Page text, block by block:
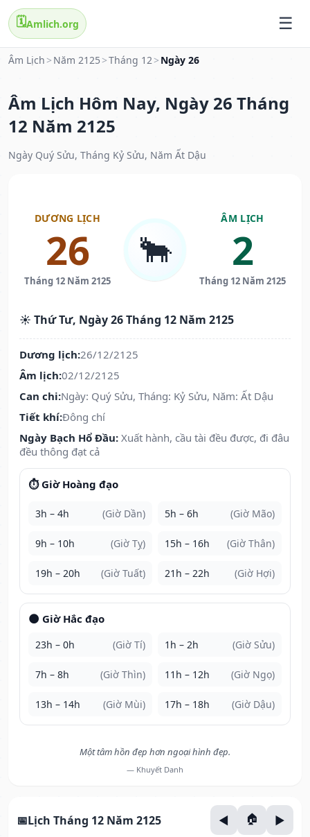
🗓️Amlich.org
Âm Lịch > Năm 2125 >Tháng 12> Ngày 26
Âm Lịch Hôm Nay, Ngày 26 Tháng
12 Năm 2125
Ngày Quý Sửu, Tháng Kỷ Sửu, Năm Ất Dậu
DƯƠNG LỊCH
26
Tháng 12 Năm 2125
🐂
ÂM LỊCH
2
Tháng 12 Năm 2125
☀️ Thứ Tư, Ngày 26 Tháng 12 Năm 2125
Dương lịch:26/12/2125
Âm lịch:02/12/2125
Can chi:Ngày: Quý Sửu, Tháng: Kỷ Sửu, Năm: Ất Dậu
Tiết khí:Đông chí
Ngày Bạch Hổ Đầu: Xuất hành, cầu tài đều được, đi đâu
đều thông đạt cả
⏱️ Giờ Hoàng đạo
3h – 4h (Giờ Dần) 5h – 6h (Giờ Mão)
9h – 10h (Giờ Tỵ) 15h – 16h (Giờ Thân)
19h – 20h (Giờ Tuất) 21h – 22h (Giờ Hợi)
🌑 Giờ Hắc đạo
23h – 0h (Giờ Tí) 1h – 2h (Giờ Sửu)
7h – 8h (Giờ Thìn) 11h – 12h (Giờ Ngọ)
13h – 14h (Giờ Mùi) 17h – 18h (Giờ Dậu)
Một tâm hồn đẹp hơn ngoại hình đẹp.
— Khuyết Danh
Lịch Tháng 12 Năm 2125